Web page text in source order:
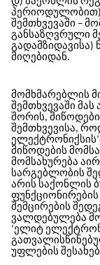
პერიოდულობით)
შემთხვევაში −
განსაზღვრული
მიღებიდან.
მომხმარებლის
შემთხვევაში
შორის,
შემთხვევისა,
ელექტრონიქსის’
მიწოდების
მომსახურება
სარგებლობის
არის საქონლის
შემცირების
ვალდებულება
‘ელიტ
უფლების